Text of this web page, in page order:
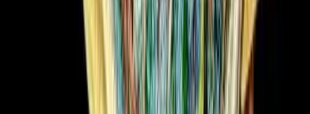
Vapes & Zubehör